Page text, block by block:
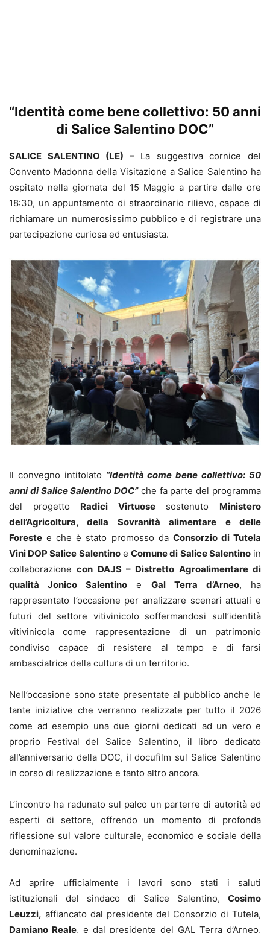
“Identità come bene collettivo: 50 anni
di Salice Salentino DOC”
SALICE SALENTINO (LE) – La suggestiva cornice del
Convento Madonna della Visitazione a Salice Salentino ha
ospitato nella giornata del 15 Maggio a partire dalle ore
18:30, un appuntamento di straordinario rilievo, capace di
richiamare un numerosissimo pubblico e di registrare una
partecipazione curiosa ed entusiasta.
Il convegno intitolato “Identità come bene collettivo: 50
anni di Salice Salentino DOC”che fa parte del programma
del progetto Radici Virtuosesostenuto Ministero
dell’Agricoltura, della Sovranità alimentare e delle
Foreste e che è stato promosso da Consorzio di Tutela
Vini DOP Salice SalentinoeComune di Salice Salentinoin
collaborazionecon DAJS – Distretto Agroalimentare di
qualità Jonico Salentino e Gal Terra d’Arneo, ha
rappresentato l’occasione per analizzare scenari attuali e
futuri del settore vitivinicolo soffermandosi sull’identità
vitivinicola come rappresentazione di un patrimonio
condiviso capace di resistere al tempo e di farsi
ambasciatrice della cultura di un territorio.
Nell’occasione sono state presentate al pubblico anche le
tante iniziative che verranno realizzate per tutto il 2026
come ad esempio una due giorni dedicati ad un vero e
proprio Festival del Salice Salentino, il libro dedicato
all’anniversario della DOC, il docufilm sul Salice Salentino
in corso di realizzazione e tanto altro ancora.
L’incontro ha radunato sul palco un parterre di autorità ed
esperti di settore, offrendo un momento di profonda
riflessione sul valore culturale, economico e sociale della
denominazione.
Ad aprire ufficialmente i lavori sono stati i saluti
istituzionali del sindaco di Salice Salentino, Cosimo
Leuzzi, affiancato dal presidente del Consorzio di Tutela,
Damiano Reale, e dal presidente del GAL Terra d’Arneo,